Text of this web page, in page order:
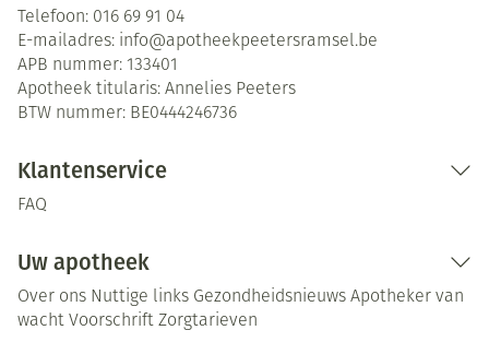
Telefoon: 016 69 91 04
E-mailadres: info@apotheekpeetersramsel.be
APB nummer: 133401
Apotheek titularis: Annelies Peeters
BTW nummer: BE0444246736
Klantenservice
FAQ
Uw apotheek
Over ons Nuttige links Gezondheidsnieuws Apotheker van
wacht Voorschrift Zorgtarieven